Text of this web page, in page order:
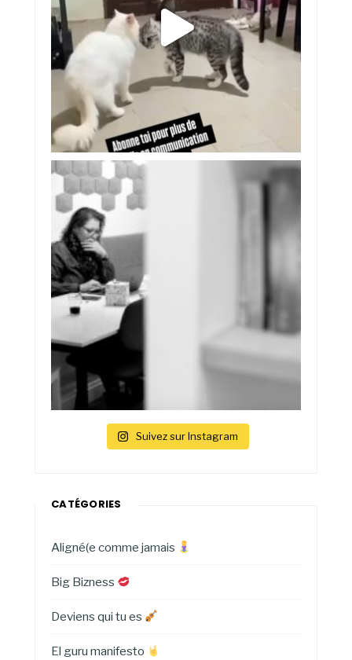
Suivez sur Instagram
CATÉGORIES
Aligné(e comme jamais
Big Bizness
Deviens qui tu es
El guru manifesto